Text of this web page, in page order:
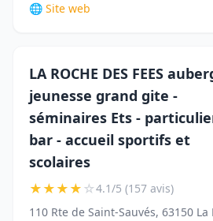
🌐 Site web
LA ROCHE DES FEES
jeunesse grand gite -
séminaires Ets -
bar - accueil sportifs et
scolaires
★★★★☆4.1/5 (157 avis)
110 Rte de Saint-Sauvés, 63150